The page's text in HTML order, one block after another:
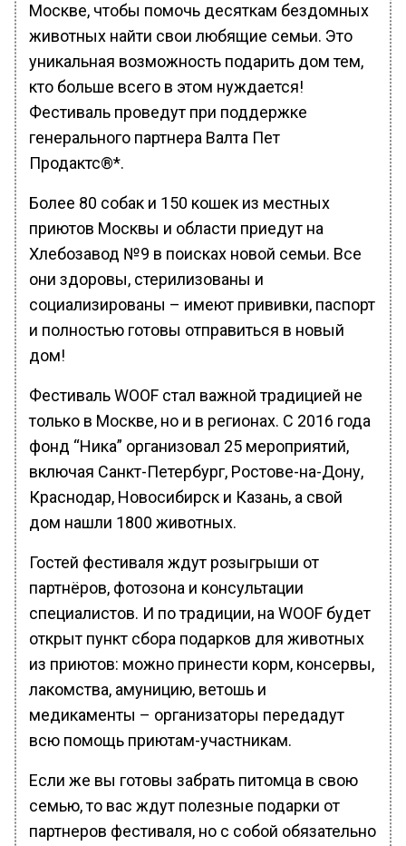
Москве, чтобы помочь десяткам бездомных
животных найти свои любящие семьи. Это
уникальная возможность подарить дом тем,
кто больше всего в этом нуждается!
Фестиваль проведут при поддержке
генерального партнера Валта Пет
Продактс®*.
Более 80 собак и 150 кошек из местных
приютов Москвы и области приедут на
Хлебозавод №9 в поисках новой семьи. Все
они здоровы, стерилизованы и
социализированы – имеют прививки, паспорт
и полностью готовы отправиться в новый
дом!
Фестиваль WOOF стал важной традицией не
только в Москве, но и в регионах. С 2016 года
фонд “Ника” организовал 25 мероприятий,
включая Санкт-Петербург, Ростове-на-Дону,
Краснодар, Новосибирск и Казань, а свой
дом нашли 1800 животных.
Гостей фестиваля ждут розыгрыши от
партнёров, фотозона и консультации
специалистов. И по традиции, на WOOF будет
открыт пункт сбора подарков для животных
из приютов: можно принести корм, консервы,
лакомства, амуницию, ветошь и
медикаменты – организаторы передадут
всю помощь приютам-участникам.
Если же вы готовы забрать питомца в свою
семью, то вас ждут полезные подарки от
партнеров фестиваля, но с собой обязательно